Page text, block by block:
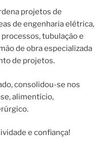
projetos de
de engenharia elétrica,
tubulação e
de obra especializada
de projetos.
consolidou-se nos
alimentício,
e confiança!